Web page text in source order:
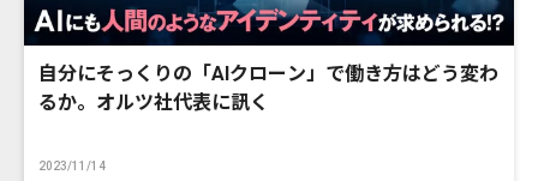
自分にそっくりの「AIクローン」で働き方はどう変わ
るか。オルツ社代表に訊く
2023/11/14